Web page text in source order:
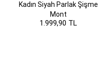
Kadın Siyah Parlak Şişme
Mont
1.999,90 TL